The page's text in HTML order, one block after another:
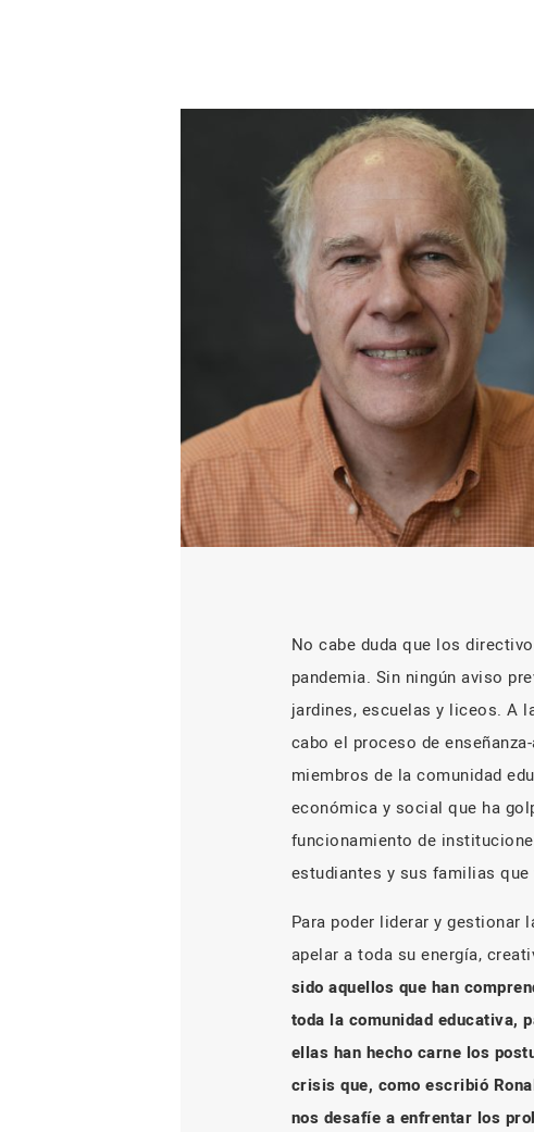
No cabe duda que los
pandemia. Sin ningún aviso
jardines, escuelas y liceos. A
cabo el proceso de
miembros de la comunidad
económica y social que ha
funcionamiento de
estudiantes y sus familias
Para poder liderar y
apelar a toda su energía,
sido aquellos que han
toda la comunidad educativa,
ellas han hecho carne los
crisis que, como escribió
nos desafíe a enfrentar los